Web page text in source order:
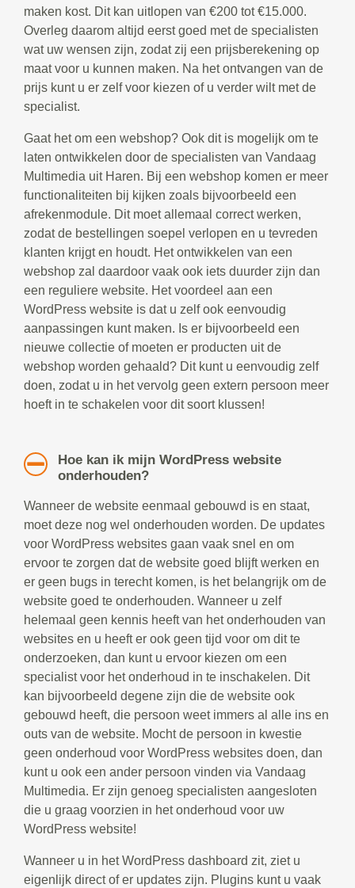
maken kost. Dit kan uitlopen van €200 tot €15.000.
Overleg daarom altijd eerst goed met de specialisten
wat uw wensen zijn, zodat zij een prijsberekening op
maat voor u kunnen maken. Na het ontvangen van de
prijs kunt u er zelf voor kiezen of u verder wilt met de
specialist.
Gaat het om een webshop? Ook dit is mogelijk om te
laten ontwikkelen door de specialisten van Vandaag
Multimedia uit Haren. Bij een webshop komen er meer
functionaliteiten bij kijken zoals bijvoorbeeld een
afrekenmodule. Dit moet allemaal correct werken,
zodat de bestellingen soepel verlopen en u tevreden
klanten krijgt en houdt. Het ontwikkelen van een
webshop zal daardoor vaak ook iets duurder zijn dan
een reguliere website. Het voordeel aan een
WordPress website is dat u zelf ook eenvoudig
aanpassingen kunt maken. Is er bijvoorbeeld een
nieuwe collectie of moeten er producten uit de
webshop worden gehaald? Dit kunt u eenvoudig zelf
doen, zodat u in het vervolg geen extern persoon meer
hoeft in te schakelen voor dit soort klussen!
Hoe kan ik mijn WordPress website
onderhouden?
Wanneer de website eenmaal gebouwd is en staat,
moet deze nog wel onderhouden worden. De updates
voor WordPress websites gaan vaak snel en om
ervoor te zorgen dat de website goed blijft werken en
er geen bugs in terecht komen, is het belangrijk om de
website goed te onderhouden. Wanneer u zelf
helemaal geen kennis heeft van het onderhouden van
websites en u heeft er ook geen tijd voor om dit te
onderzoeken, dan kunt u ervoor kiezen om een
specialist voor het onderhoud in te inschakelen. Dit
kan bijvoorbeeld degene zijn die de website ook
gebouwd heeft, die persoon weet immers al alle ins en
outs van de website. Mocht de persoon in kwestie
geen onderhoud voor WordPress websites doen, dan
kunt u ook een ander persoon vinden via Vandaag
Multimedia. Er zijn genoeg specialisten aangesloten
die u graag voorzien in het onderhoud voor uw
WordPress website!
Wanneer u in het WordPress dashboard zit, ziet u
eigenlijk direct of er updates zijn. Plugins kunt u vaak